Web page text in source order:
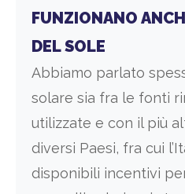
FUNZIONANO
DEL SOLE
Abbiamo parlato
solare sia fra le fonti
utilizzate e con il più
diversi Paesi, fra cui
disponibili incentivi